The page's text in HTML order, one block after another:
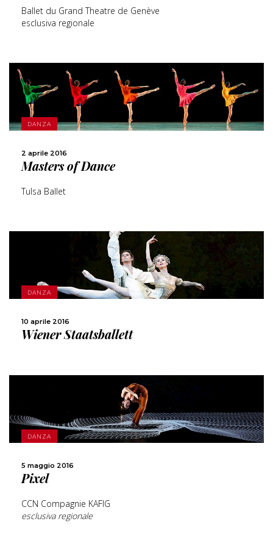
Ballet du Grand Theatre de Genève
esclusiva regionale
DANZA
2 aprile 2016
Masters of Dance
Tulsa Ballet
SCOPRI DI PIÙ
DANZA
10 aprile 2016
Wiener Staatsballett
SCOPRI DI PIÙ
DANZA
5 maggio 2016
Pixel
CCN Compagnie KAFIG
esclusiva regionale
SCOPRI DI PIÙ